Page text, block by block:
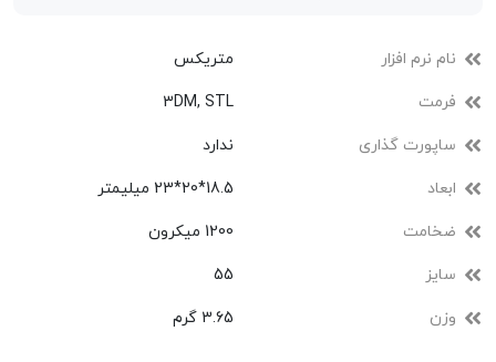
نام نرم افزار متریکس
فرمت 3DM, STL
ساپورت گذاری ندارد
ابعاد 18.5*20*23 میلیمتر
ضخامت 1200 میکرون
سایز 55
وزن 3.65 گرم